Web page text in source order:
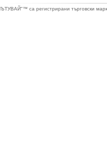
са регистрирани търговски